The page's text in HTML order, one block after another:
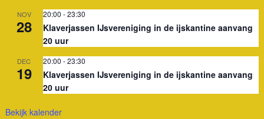
NOV
28
20:00 -23:30
Klaverjassen IJsvereniging in de ijskantine aanvang
20 uur
DEC
19
20:00 -23:30
Klaverjassen IJsvereniging in de ijskantine aanvang
20 uur
Bekijk kalender